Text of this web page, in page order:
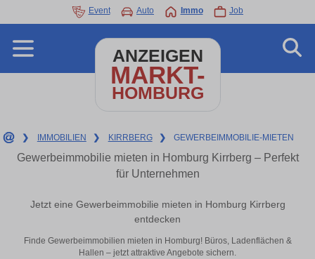
Event Auto Immo Job
ANZEIGEN
MARKT-
HOMBURG
❯ IMMOBILIEN ❯ KIRRBERG ❯ GEWERBEIMMOBILIE-MIETEN
Gewerbeimmobilie mieten in Homburg Kirrberg – Perfekt
für Unternehmen
Jetzt eine Gewerbeimmobilie mieten in Homburg Kirrberg
entdecken
Finde Gewerbeimmobilien mieten in Homburg! Büros, Ladenflächen &
Hallen – jetzt attraktive Angebote sichern.